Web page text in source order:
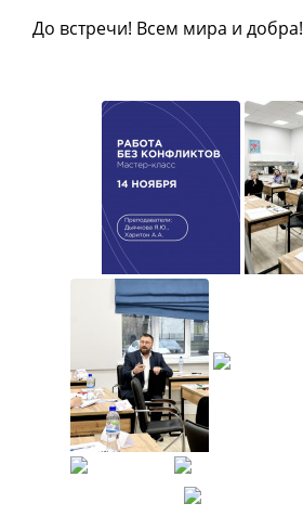
До встречи! Всем мира и добра!